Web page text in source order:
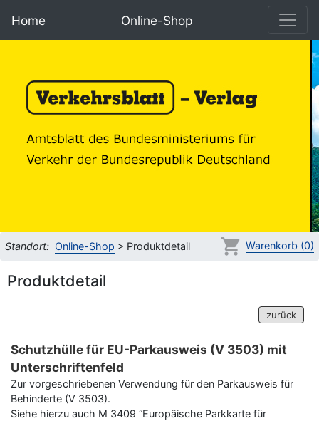
Home Online-Shop
Standort: Online-Shop > Produktdetail Warenkorb (0)
Produktdetail
zurück
Schutzhülle für EU-Parkausweis (V 3503) mit
Unterschriftenfeld
Zur vorgeschriebenen Verwendung für den Parkausweis für
Behinderte (V 3503).
Siehe hierzu auch M 3409 “Europäische Parkkarte für